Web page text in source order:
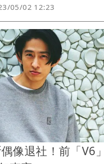
05/02 12:23
像退社！前「V6